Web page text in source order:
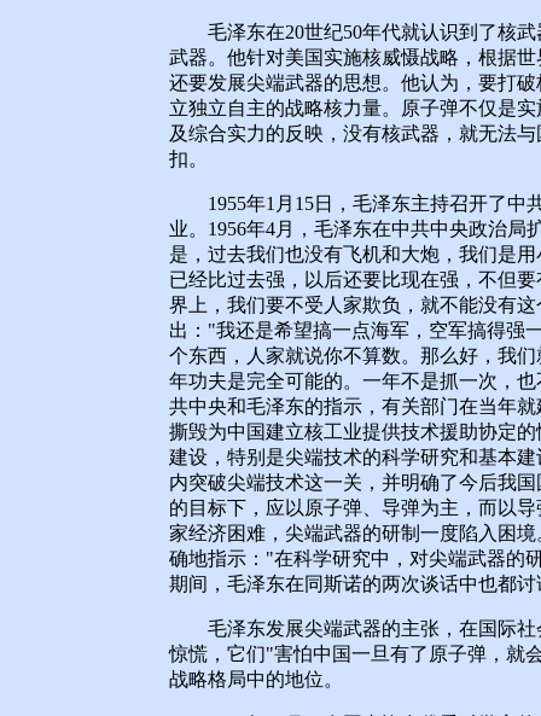
毛泽东在20世纪50年代就认识到了核武
武器。他针对美国实施核威慑战略，根据
还要发展尖端武器的思想。他认为，要打
立独立自主的战略核力量。原子弹不仅是
及综合实力的反映，没有核武器，就无法
扣。
1955年1月15日，毛泽东主持召开了中
业。1956年4月，毛泽东在中共中央政治
是，过去我们也没有飞机和大炮，我们是
已经比过去强，以后还要比现在强，不但
界上，我们要不受人家欺负，就不能没有
出："我还是希望搞一点海军，空军搞得强
个东西，人家就说你不算数。那么好，我
年功夫是完全可能的。一年不是抓一次，
共中央和毛泽东的指示，有关部门在当年
撕毁为中国建立核工业提供技术援助协定
建设，特别是尖端技术的科学研究和基本
内突破尖端技术这一关，并明确了今后我
的目标下，应以原子弹、导弹为主，而以
家经济困难，尖端武器的研制一度陷入困
确地指示："在科学研究中，对尖端武器的
期间，毛泽东在同斯诺的两次谈话中也都
毛泽东发展尖端武器的主张，在国际社
惊慌，它们"害怕中国一旦有了原子弹，就
战略格局中的地位。